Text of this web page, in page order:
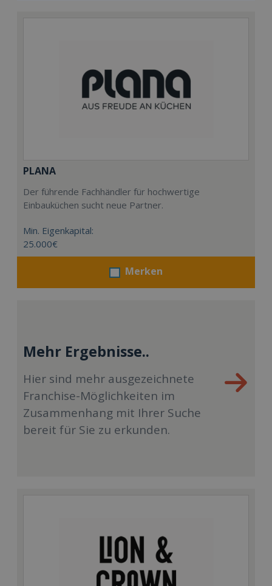
PLANA
Der führende Fachhändler für hochwertige
Einbauküchen sucht neue Partner.
Min. Eigenkapital:
25.000€
Merken
Mehr Ergebnisse..
Hier sind mehr ausgezeichnete
Franchise-Möglichkeiten im
Zusammenhang mit Ihrer Suche
bereit für Sie zu erkunden.